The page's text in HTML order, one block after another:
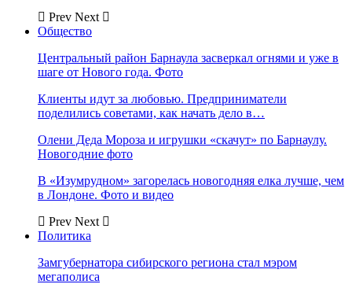
Prev Next
Общество
Центральный район Барнаула засверкал огнями и уже в
шаге от Нового года. Фото
Клиенты идут за любовью. Предприниматели
поделились советами, как начать дело в…
Олени Деда Мороза и игрушки «скачут» по Барнаулу.
Новогодние фото
В «Изумрудном» загорелась новогодняя елка лучше, чем
в Лондоне. Фото и видео
Prev Next
Политика
Замгубернатора сибирского региона стал мэром
мегаполиса